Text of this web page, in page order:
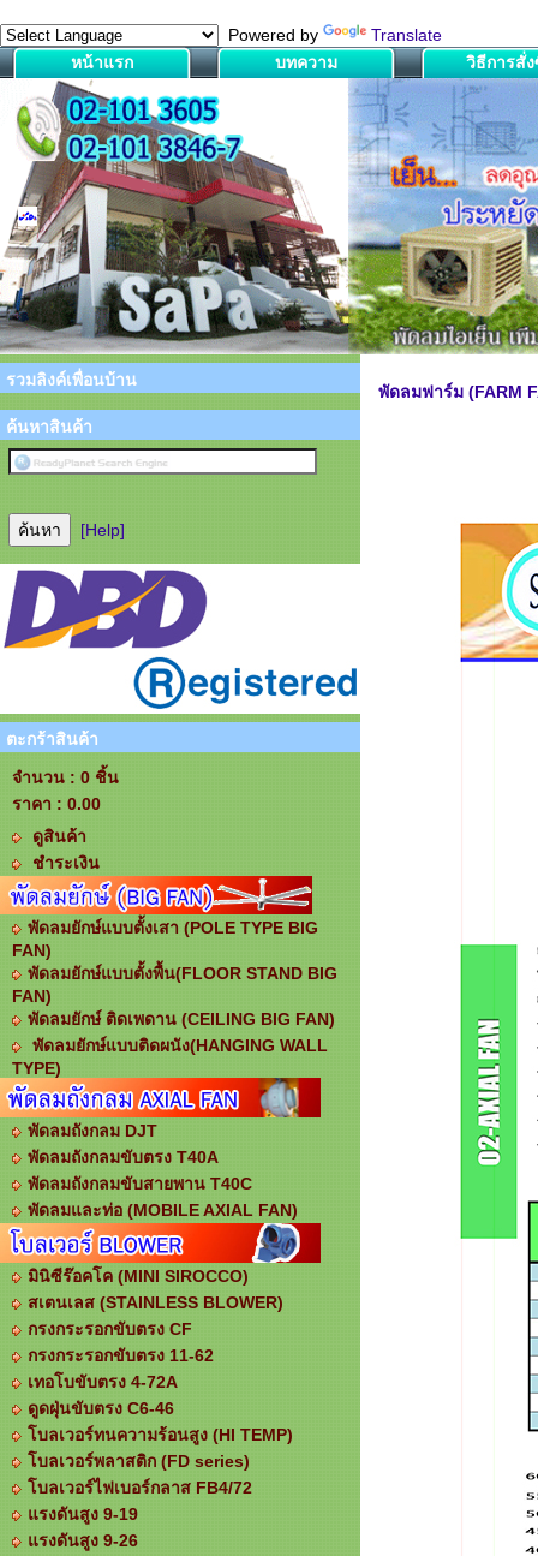
Powered by
Translate
หน้าแรก
บทความ วิธีการสั่
รวมลิงค์เพื่อนบ้าน
ค้นหาสินค้า
[Help]
ตะกร้าสินค้า
จำนวน : 0 ชิ้น
ราคา : 0.00
ดูสินค้า
ชำระเงิน
พัดลมยักษ์แบบตั้งเสา (POLE TYPE BIG
FAN)
พัดลมยักษ์แบบตั้งพื้น(FLOOR STAND BIG
FAN)
พัดลมยักษ์ ติดเพดาน (CEILING BIG FAN)
พัดลมยักษ์แบบติดผนัง(HANGING WALL
TYPE)
พัดลมถังกลม DJT
พัดลมถังกลมขับตรง T40A
พัดลมถังกลมขับสายพาน T40C
พัดลมและท่อ (MOBILE AXIAL FAN)
มินิซีร๊อคโค (MINI SIROCCO)
สเตนเลส (STAINLESS BLOWER)
กรงกระรอกขับตรง CF
กรงกระรอกขับตรง 11-62
เทอโบขับตรง 4-72A
ดูดฝุ่นขับตรง C6-46
โบลเวอร์ทนความร้อนสูง (HI TEMP)
โบลเวอร์พลาสติก (FD series)
โบลเวอร์ไฟเบอร์กลาส FB4/72
แรงดันสูง 9-19
แรงดันสูง 9-26
พัดลมฟาร์ม (FARM